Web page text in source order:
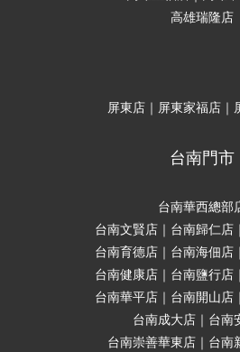
高雄瑞隆店
屏東店｜屏東家福店｜
台南門市
台南華西總部
台南文賢店｜台南歸仁店
台南育德店｜台南海佃店
台南健康店｜台南鹽行店
台南華平店｜台南開山店
台南成大店｜台南
台南崇善華東店｜台南